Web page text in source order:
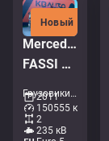
Новый
Mercedes-Benz Actros 1832 4x2
FASSI F135A22 / BOX L=3707 mm
Грузовики - Кран-самосвал • M253-8328
2011
150555 км
2
235 кВ